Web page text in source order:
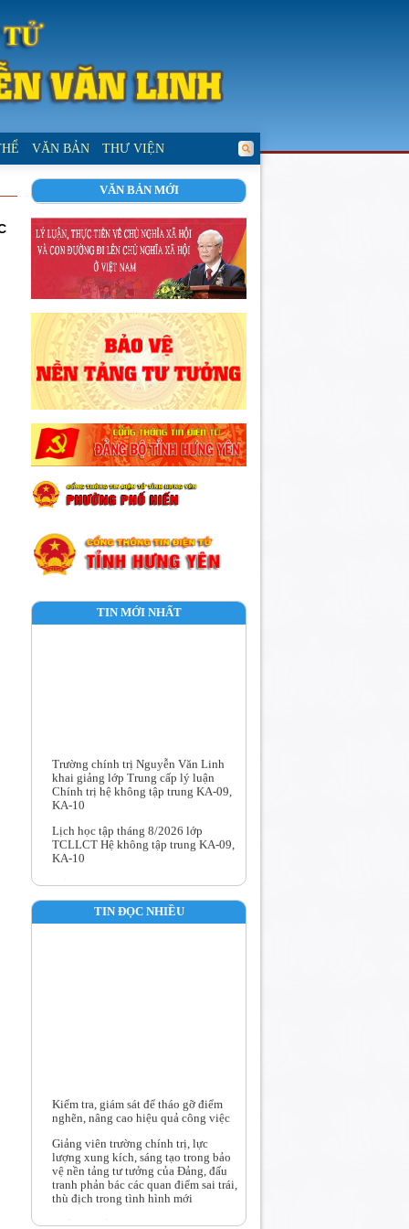
VĂN BẢN THƯ VIỆN
VĂN BẢN MỚI
TIN MỚI NHẤT
khai giảng lớp Trung cấp lý luận
Chính trị hệ không tập trung KA-09,
KA-10
TCLLCT Hệ không tập trung KA-09,
KA-10
TCLLCT Hệ không tập trung KA-10
Kế hoạch học tập toàn khóa lớp
TCLLCT Hệ không tập trung KA-09
TIN ĐỌC NHIỀU
nghẽn, nâng cao hiệu quả công việc
lượng xung kích, sáng tạo trong bảo
vệ nền tảng tư tưởng của Đảng, đấu
tranh phản bác các quan điểm sai trái,
thù địch trong tình hình mới
đường cứu nước - ý nghĩa và giá trị